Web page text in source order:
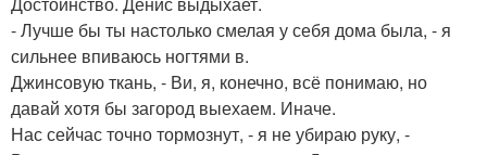
- Лучше бы ты настолько смелая у себя дома была, - я
сильнее впиваюсь ногтями в.
Джинсовую ткань, - Ви, я, конечно, всё понимаю, но
давай хотя бы загород выехаем. Иначе.
Нас сейчас точно тормознут, - я не убираю руку, -